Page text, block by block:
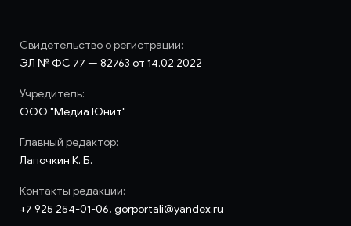
Свидетельство о регистрации:
ЭЛ № ФС 77 — 82763 от 14.02.2022
Учредитель:
ООО "Медиа Юнит"
Главный редактор:
Лапочкин К. Б.
Контакты редакции:
+7 925 254-01-06, gorportali@yandex.ru